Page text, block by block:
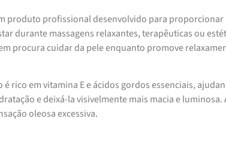
produto profissional desenvolvido para proporcionar
durante massagens relaxantes, terapêuticas ou
procura cuidar da pele enquanto promove
rico em vitamina E e ácidos gordos essenciais,
e deixá-la visivelmente mais macia e luminosa.
oleosa excessiva.